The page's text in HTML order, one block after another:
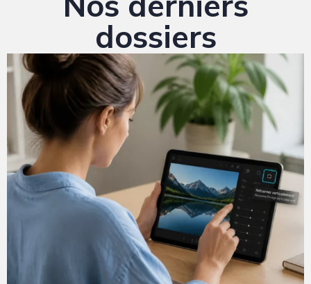
dossiers